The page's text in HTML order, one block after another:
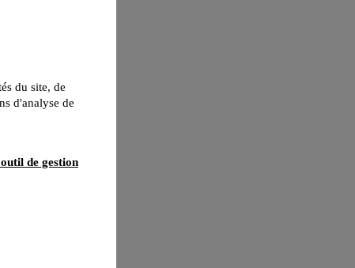
du site, de
d'analyse de
de gestion